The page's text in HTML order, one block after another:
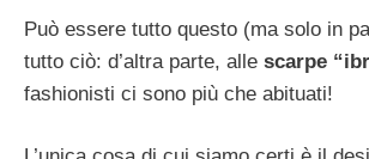
Può essere tutto questo (ma solo in
tutto ciò: d’altra parte, alle scarpe
fashionisti ci sono più che abituati!